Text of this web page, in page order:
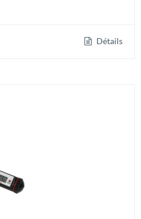
Détails